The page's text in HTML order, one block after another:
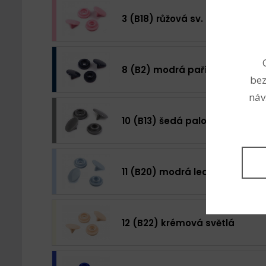
3 (B18) růžová sv.
8 (B2) modrá pařížská
10 (B13) šedá paloma
11 (B20) modrá ledová
12 (B22) krémová světlá